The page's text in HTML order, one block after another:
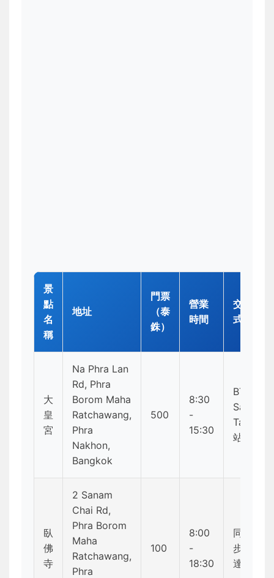
景
點
名
稱
地址
門票
（泰
銖）
營業
時間
交通方
式
大
皇
宮
Na Phra Lan
Rd, Phra
Borom Maha
Ratchawang,
Phra
Nakhon,
Bangkok
500
8:30
-
15:30
BTS
Saphan
Taksin
站轉船
臥
佛
寺
2 Sanam
Chai Rd,
Phra Borom
Maha
Ratchawang,
Phra
100
8:00
-
18:30
同上，
步行可
達